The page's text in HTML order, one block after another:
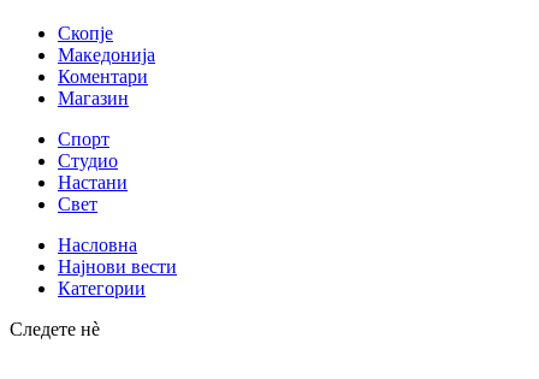
Скопје
Македонија
Коментари
Магазин
Спорт
Студио
Настани
Свет
Насловна
Најнови вести
Категории
Следете нè